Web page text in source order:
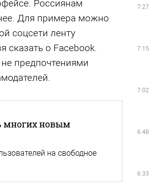
Россиянам
Для примера можно
соцсети ленту
сказать о Facebook.
предпочтениями
многих новым
на свободное
7:27
7:15
7:02
6:48
6:33